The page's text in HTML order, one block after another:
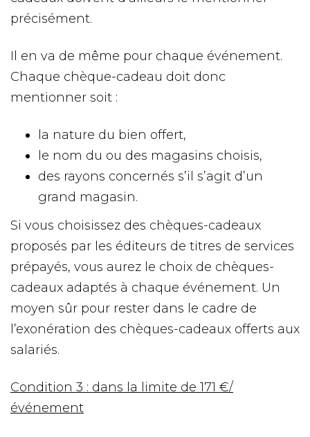
précisément.
Il en va de même pour chaque événement.
Chaque chèque-cadeau doit donc
mentionner soit :
la nature du bien offert,
le nom du ou des magasins choisis,
des rayons concernés s’il s’agit d’un
grand magasin.
Si vous choisissez des chèques-cadeaux
proposés par les éditeurs de titres de services
prépayés, vous aurez le choix de chèques-
cadeaux adaptés à chaque événement. Un
moyen sûr pour rester dans le cadre de
l’exonération des chèques-cadeaux offerts aux
salariés.
Condition 3 : dans la limite de 171 €/
événement